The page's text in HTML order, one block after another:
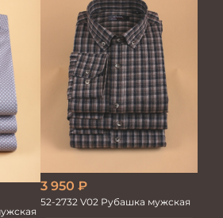
3 950 ₽
52-2732 V02 Рубашка мужская